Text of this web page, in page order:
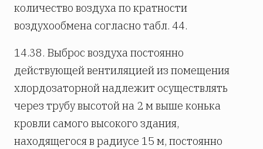
количество воздуха по кратности
воздухообмена согласно табл. 44.
14.38. Выброс воздуха постоянно
действующей вентиляцией из помещения
хлордозаторной надлежит осуществлять
через трубу высотой на 2 м выше конька
кровли самого высокого здания,
находящегося в радиусе 15 м, постоянно